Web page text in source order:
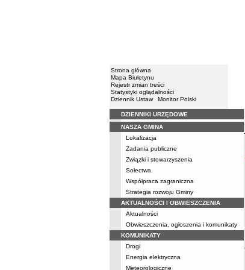
Strona główna
Mapa Biuletynu
Rejestr zmian treści
Statystyki oglądalności
Dziennik Ustaw
Monitor Polski
Menu
DZIENNIKI URZĘDOWE
NASZA GMINA
Lokalizacja
Zadania publiczne
Związki i stowarzyszenia
Sołectwa
Współpraca zagraniczna
Strategia rozwoju Gminy
AKTUALNOŚCI I OBWIESZCZENIA
Aktualności
Obwieszczenia, ogłoszenia i komunikaty
KOMUNIKATY
Drogi
Energia elektryczna
Meteorologiczne